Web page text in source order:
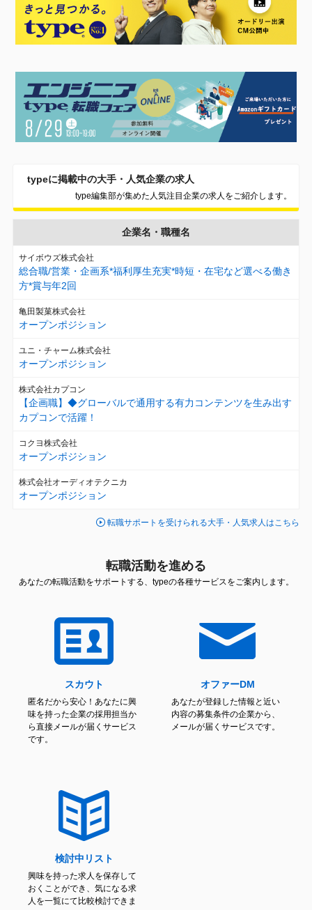
typeに掲載中の大手・人気企業の求人
type編集部が集めた人気注目企業の求人をご紹介します。
企業名・職種名
サイボウズ株式会社
総合職/営業・企画系*福利厚生充実*時短・在宅など選べる働き
方*賞与年2回
亀田製菓株式会社
オープンポジション
ユニ・チャーム株式会社
オープンポジション
株式会社カプコン
【企画職】◆グローバルで通用する有力コンテンツを生み出す
カプコンで活躍！
コクヨ株式会社
オープンポジション
株式会社オーディオテクニカ
オープンポジション
転職サポートを受けられる大手・人気求人はこちら
転職活動を進める
あなたの転職活動をサポートする、typeの各種サービスをご案内します。
スカウト
匿名だから安心！あなたに興
味を持った企業の採用担当か
ら直接メールが届くサービス
です。
オファーDM
あなたが登録した情報と近い
内容の募集条件の企業から、
メールが届くサービスです。
検討中リスト
興味を持った求人を保存して
おくことができ、気になる求
人を一覧にて比較検討できま